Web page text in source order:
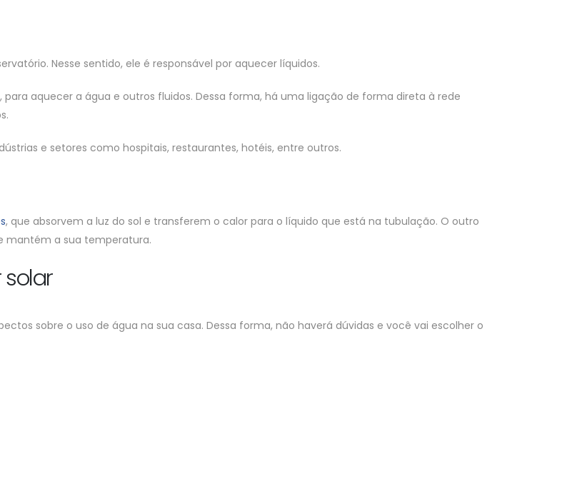
Nesse sentido, ele é responsável por aquecer líquidos.
aquecer a água e outros fluidos. Dessa forma, há uma ligação de forma direta à rede
e setores como hospitais, restaurantes, hotéis, entre outros.
, que absorvem a luz do sol e transferem o calor para o líquido que está na tubulação. O outro
mantém a sua temperatura.
sobre o uso de água na sua casa. Dessa forma, não haverá dúvidas e você vai escolher o